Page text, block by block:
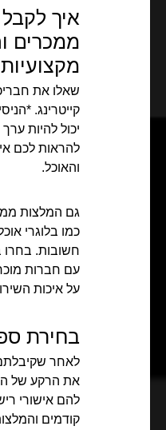
איך
ממכרים
מקצועיות
שאלו את
קייטרינג.
יכול להיות
להראות לכם
והאוכל.
גם המלצות
כמו בלוגרי
חשובות. בחרו
עם חברות
על איכות
בחירת
לאחר
את הרקע של
להם אישורי
קודמים